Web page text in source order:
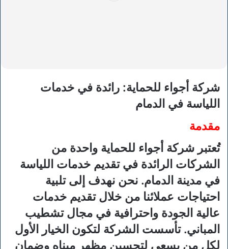
شركة أجواء للحماية: رائدة في خدمات
اللياسة في الدمام
مقدمة
تُعتبر شركة أجواء للحماية واحدة من
الشركات الرائدة في تقديم خدمات اللياسة
في مدينة الدمام. نحن نهدف إلى تلبية
احتياجات عملائنا من خلال تقديم خدمات
عالية الجودة واحترافية في مجال تشطيب
المباني. تأسست الشركة لتكون الخيار الأول
لكل من يسعى لتحسين مظهر مبناه وضمان